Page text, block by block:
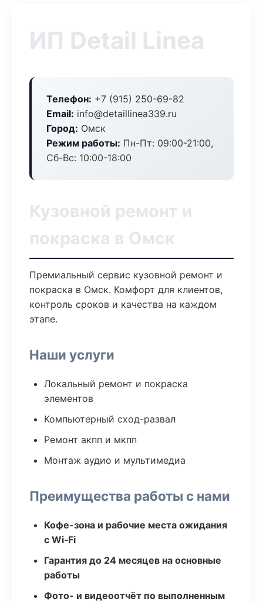
ИП Detail Linea
Телефон: +7 (915) 250-69-82
Email: info@detaillinea339.ru
Город: Омск
Режим работы: Пн-Пт: 09:00-21:00,
Сб-Вс: 10:00-18:00
Кузовной ремонт и
покраска в Омск
Премиальный сервис кузовной ремонт и
покраска в Омск. Комфорт для клиентов,
контроль сроков и качества на каждом
этапе.
Наши услуги
Локальный ремонт и покраска
элементов
Компьютерный сход-развал
Ремонт акпп и мкпп
Монтаж аудио и мультимедиа
Преимущества работы с нами
Кофе-зона и рабочие места ожидания
с Wi‑Fi
Гарантия до 24 месяцев на основные
работы
Фото- и видеоотчёт по выполненным